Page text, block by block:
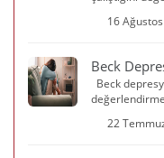
16
Beck
Beck
22